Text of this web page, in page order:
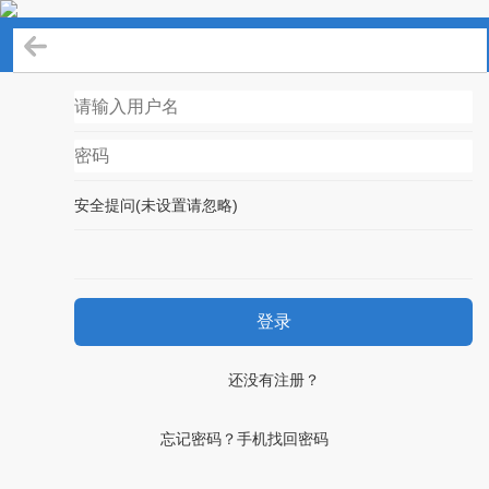
安全提问(未设置请忽略)
登录
还没有注册？
忘记密码？手机找回密码